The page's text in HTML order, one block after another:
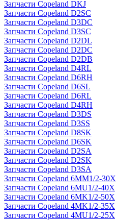
Запчасти Copeland DKJ
Запчасти Copeland D2SC
Запчасти Copeland D3DC
Запчасти Copeland D3SC
Запчасти Copeland D2DL
Запчасти Copeland D2DC
Запчасти Copeland D2DB
Запчасти Copeland D4RL
Запчасти Copeland D6RH
Запчасти Copeland D6SL
Запчасти Copeland D6RL
Запчасти Copeland D4RH
Запчасти Copeland D3DS
Запчасти Copeland D3SS
Запчасти Copeland D8SK
Запчасти Copeland D6SK
Запчасти Copeland D2SA
Запчасти Copeland D2SK
Запчасти Copeland D3SA
Запчасти Copeland 6MM1/2-30X
Запчасти Copeland 6MU1/2-40X
Запчасти Copeland 6MK1/2-50X
Запчасти Copeland 4MK1/2-35X
Запчасти Copeland 4MU1/2-25X